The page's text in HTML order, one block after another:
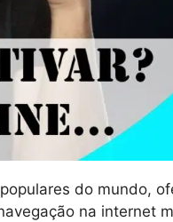
do mundo,
na internet